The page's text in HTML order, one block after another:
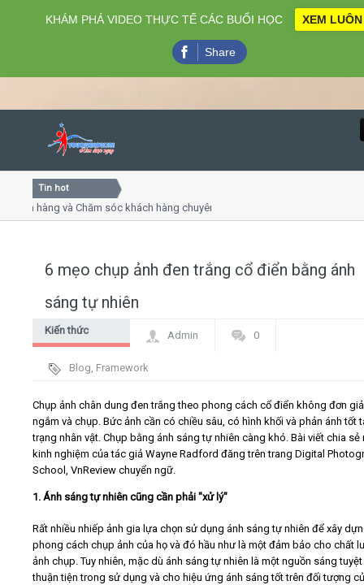
Close
Home
Video
Kiến thức
Tìm kiếm
Tin hot
và Chăm sóc khách hàng chuyên nghiệp
6 mẹo chụp ảnh đen trắng cổ điển bằng ánh
sáng tự nhiên
Kiến thức
Admin 0
Blog, Framework
Chụp ảnh chân dung đen trắng theo phong cách cổ điển không đơn
ngắm và chụp. Bức ảnh cần có chiều sâu, có hình khối và phản ánh tốt
trạng nhân vật. Chụp bằng ánh sáng tự nhiên càng khó. Bài viết chia sẻ
kinh nghiệm của tác giả Wayne Radford đăng trên trang Digital
School, VnReview chuyển ngữ.
1. Ánh sáng tự nhiên cũng cần phải "xử lý"
Rất nhiều nhiếp ảnh gia lựa chọn sử dụng ánh sáng tự nhiên để xây
phong cách chụp ảnh của họ và đó hầu như là một đảm bảo cho chất
ảnh chụp. Tuy nhiên, mặc dù ánh sáng tự nhiên là một nguồn sáng tuyệt
thuận tiện trong sử dụng và cho hiệu ứng ánh sáng tốt trên đối tượng
KHÁM PHÁ VIDEO THỰC TẾ CÁC BUỔI HỌC XEM LUÔN
Share